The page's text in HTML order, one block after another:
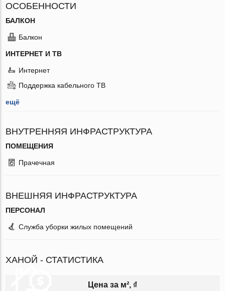
ОСОБЕННОСТИ
БАЛКОН
Балкон
ИНТЕРНЕТ И ТВ
Интернет
Поддержка кабельного ТВ
ещё
ВНУТРЕННЯЯ ИНФРАСТРУКТУРА
ПОМЕЩЕНИЯ
Прачечная
ВНЕШНЯЯ ИНФРАСТРУКТУРА
ПЕРСОНАЛ
Служба уборки жилых помещений
ХАНОЙ - СТАТИСТИКА
Цена за м², ₫